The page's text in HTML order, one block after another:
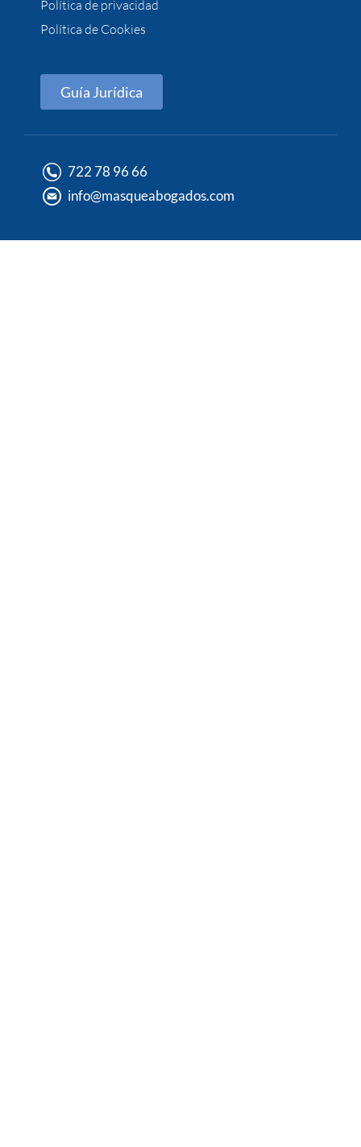
Política de privacidad
Política de Cookies
Guía Jurídica
722 78 96 66
info@masqueabogados.com